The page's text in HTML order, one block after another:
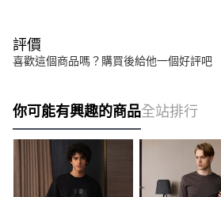
評價
喜歡這個商品嗎？購買後給他一個好評吧
你可能有興趣的商品全站排行